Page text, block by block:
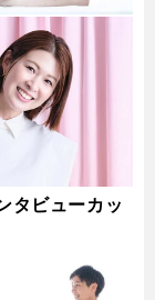
タビューカッ